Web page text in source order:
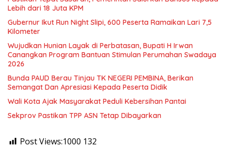
Lebih dari 18 Juta KPM
Gubernur Ikut Run Night Slipi, 600 Peserta Ramaikan Lari 7,5
Kilometer
Wujudkan Hunian Layak di Perbatasan, Bupati H Irwan
Canangkan Program Bantuan Stimulan Perumahan Swadaya
2026
Bunda PAUD Berau Tinjau TK NEGERI PEMBINA, Berikan
Semangat Dan Apresiasi Kepada Peserta Didik
Wali Kota Ajak Masyarakat Peduli Kebersihan Pantai
Sekprov Pastikan TPP ASN Tetap Dibayarkan
Post Views:1000 132